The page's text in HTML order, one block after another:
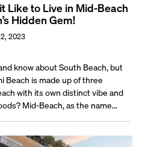
Like to Live in Mid-Beach
Hidden Gem!
2023
know about South Beach, but
Beach is made up of three
with its own distinct vibe and
Mid-Beach, as the name
was home to the